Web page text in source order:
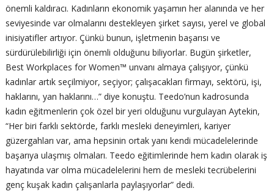
önemli kaldıracı. Kadınların ekonomik yaşamın her alanında ve her
seviyesinde var olmalarını destekleyen şirket sayısı, yerel ve global
inisiyatifler artıyor. Çünkü bunun, işletmenin başarısı ve
sürdürülebilirliği için önemli olduğunu biliyorlar. Bugün şirketler,
Best Workplaces for Women™ unvanı almaya çalışıyor, çünkü
kadınlar artık seçilmiyor, seçiyor; çalışacakları firmayı, sektörü, işi,
haklarını, yan haklarını…” diye konuştu. Teedo’nun kadrosunda
kadın eğitmenlerin çok özel bir yeri olduğunu vurgulayan Aytekin,
“Her biri farklı sektörde, farklı mesleki deneyimleri, kariyer
güzergahları var, ama hepsinin ortak yanı kendi mücadelelerinde
başarıya ulaşmış olmaları. Teedo eğitimlerinde hem kadın olarak iş
hayatında var olma mücadelelerini hem de mesleki tecrübelerini
genç kuşak kadın çalışanlarla paylaşıyorlar” dedi.